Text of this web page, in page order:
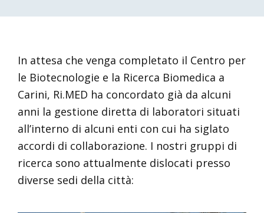
In attesa che venga completato il Centro per
le Biotecnologie e la Ricerca Biomedica a
Carini, Ri.MED ha concordato già da alcuni
anni la gestione diretta di laboratori situati
all’interno di alcuni enti con cui ha siglato
accordi di collaborazione. I nostri gruppi di
ricerca sono attualmente dislocati presso
diverse sedi della città: